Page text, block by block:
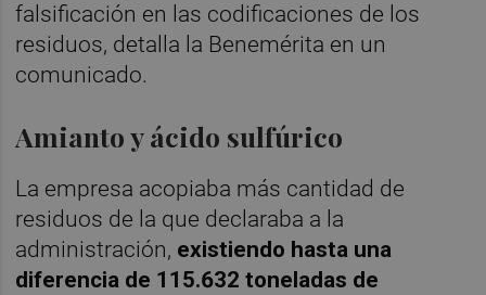
falsificación en las codificaciones de los
residuos, detalla la Benemérita en un
comunicado.
Amianto y ácido sulfúrico
La empresa acopiaba más cantidad de
residuos de la que declaraba a la
administración, existiendo hasta una
diferencia de 115.632 toneladas de